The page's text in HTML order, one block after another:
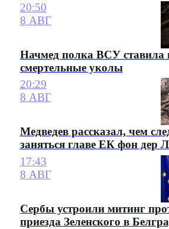
20:50
8 АВГ
Начмед полка ВСУ ставила
смертельные уколы
20:29
8 АВГ
Медведев рассказал, чем
заняться главе ЕК фон дер
17:43
8 АВГ
Сербы устроили митинг
приезда Зеленского в